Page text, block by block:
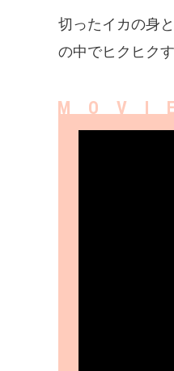
切ったイカの身
の中でヒクヒク